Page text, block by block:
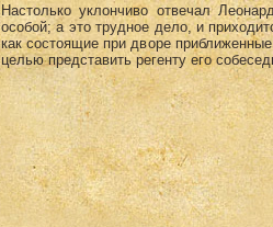
Настолько уклончиво отвечал
особой; а это трудное дело, и
как состоящие при дворе
целью представить регенту его